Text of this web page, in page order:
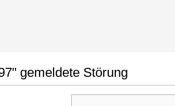
gemeldete Störung